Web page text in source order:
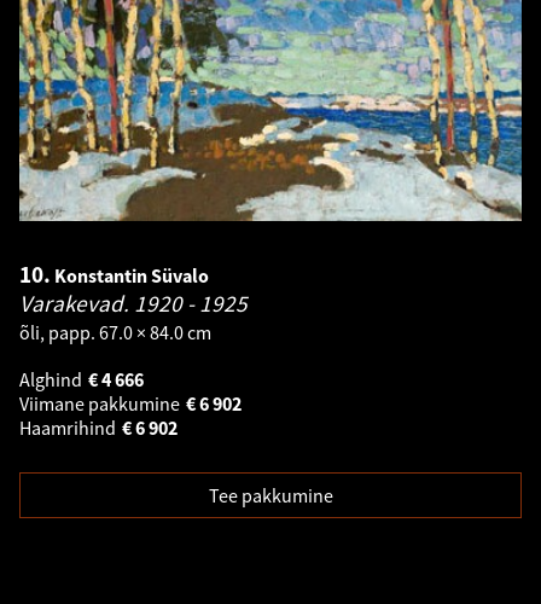
10. Konstantin Süvalo
Varakevad. 1920 - 1925
õli, papp. 67.0 × 84.0 cm
Alghind
4 666
€
Viimane pakkumine
6 902
€
Haamrihind
6 902
€
Tee pakkumine